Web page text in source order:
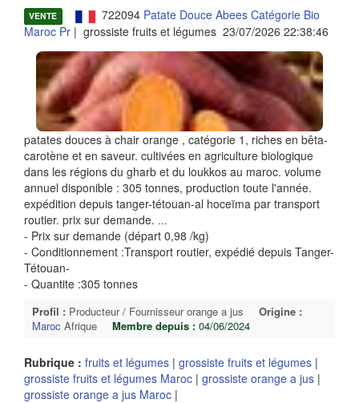
VENTE 722094 Patate Douce Abees Catégorie Bio
Maroc Pr | grossiste fruits et légumes 23/07/2026 22:38:46
patates douces à chair orange , catégorie 1, riches en bêta-
carotène et en saveur. cultivées en agriculture biologique
dans les régions du gharb et du loukkos au maroc. volume
annuel disponible : 305 tonnes, production toute l'année.
expédition depuis tanger-tétouan-al hoceïma par transport
routier. prix sur demande. ...
- Prix sur demande (départ 0,98 /kg)
- Conditionnement :Transport routier, expédié depuis Tanger-
Tétouan-
- Quantite :305 tonnes
Profil : Producteur / Fournisseur orange a jus
Origine :
Maroc Afrique Membre depuis : 04/06/2024
Rubrique : fruits et légumes | grossiste fruits et légumes |
grossiste fruits et légumes Maroc | grossiste orange a jus |
grossiste orange a jus Maroc |